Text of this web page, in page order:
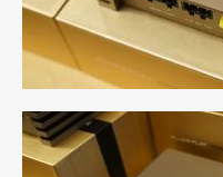
2010年3月(2)
2010年2月 (6)
2010年1月(12)
2009年12月 (7)